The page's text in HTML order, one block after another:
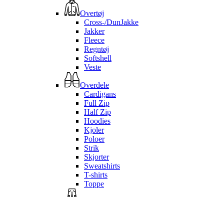
Overtøj
Cross-/DunJakke
Jakker
Fleece
Regntøj
Softshell
Veste
Overdele
Cardigans
Full Zip
Half Zip
Hoodies
Kjoler
Poloer
Strik
Skjorter
Sweatshirts
T-shirts
Toppe